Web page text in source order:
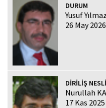
DURUM
Yusuf
26 May 2026
DİRİLİŞ
Nurullah
17 Kas 2025